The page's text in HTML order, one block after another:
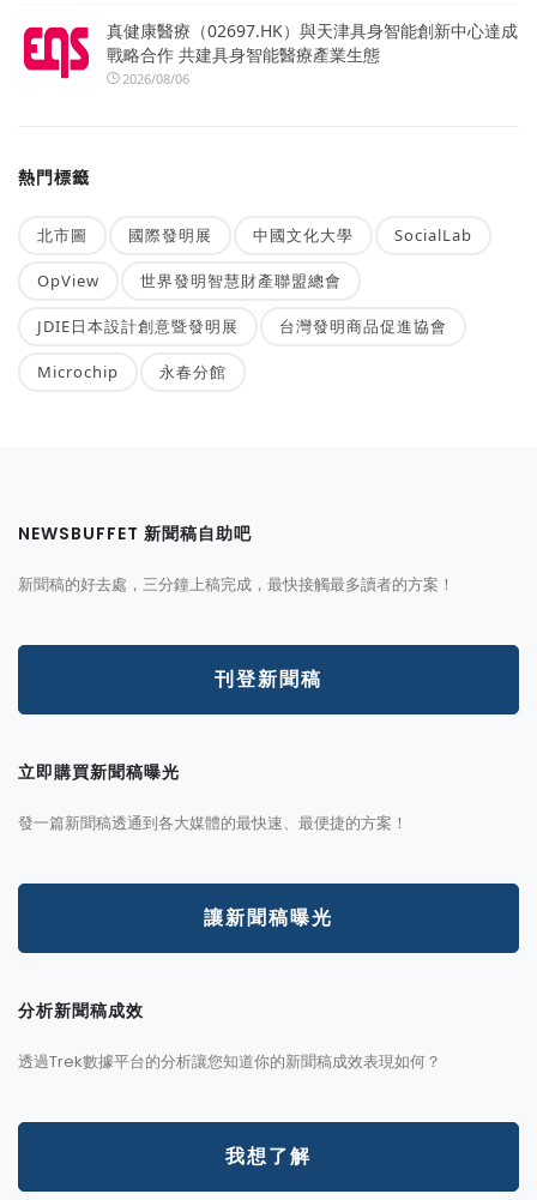
真健康醫療（02697.HK）與天津具身智能創新中心達成
戰略合作 共建具身智能醫療產業生態
2026/08/06
熱門標籤
北市圖 國際發明展 中國文化大學 SocialLab
OpView 世界發明智慧財產聯盟總會
JDIE日本設計創意暨發明展 台灣發明商品促進協會
Microchip 永春分館
NEWSBUFFET 新聞稿自助吧
新聞稿的好去處，三分鐘上稿完成，最快接觸最多讀者的方案！
刊登新聞稿
立即購買新聞稿曝光
發一篇新聞稿透通到各大媒體的最快速、最便捷的方案！
讓新聞稿曝光
分析新聞稿成效
透過Trek數據平台的分析讓您知道你的新聞稿成效表現如何？
我想了解